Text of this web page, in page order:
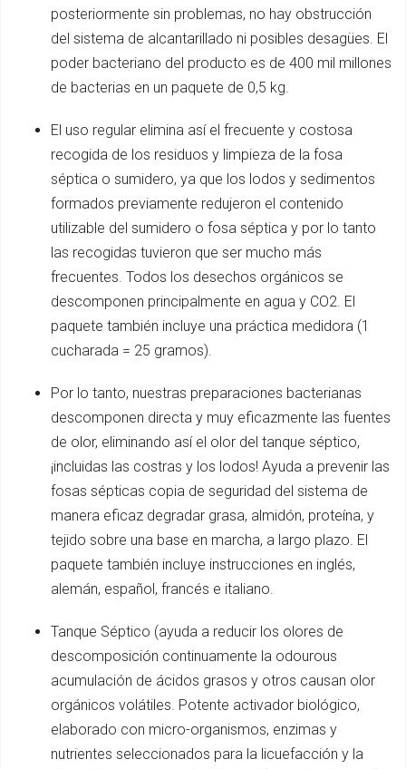
posteriormente sin problemas, no hay obstrucción
del sistema de alcantarillado ni posibles desagües. El
poder bacteriano del producto es de 400 mil millones
de bacterias en un paquete de 0,5 kg.
El uso regular elimina así el frecuente y costosa
recogida de los residuos y limpieza de la fosa
séptica o sumidero, ya que los lodos y sedimentos
formados previamente redujeron el contenido
utilizable del sumidero o fosa séptica y por lo tanto
las recogidas tuvieron que ser mucho más
frecuentes. Todos los desechos orgánicos se
descomponen principalmente en agua y CO2. El
paquete también incluye una práctica medidora (1
cucharada = 25 gramos).
Por lo tanto, nuestras preparaciones bacterianas
descomponen directa y muy eficazmente las fuentes
de olor, eliminando así el olor del tanque séptico,
¡incluidas las costras y los lodos! Ayuda a prevenir las
fosas sépticas copia de seguridad del sistema de
manera eficaz degradar grasa, almidón, proteína, y
tejido sobre una base en marcha, a largo plazo. El
paquete también incluye instrucciones en inglés,
alemán, español, francés e italiano.
Tanque Séptico (ayuda a reducir los olores de
descomposición continuamente la odourous
acumulación de ácidos grasos y otros causan olor
orgánicos volátiles. Potente activador biológico,
elaborado con micro-organismos, enzimas y
nutrientes seleccionados para la licuefacción y la